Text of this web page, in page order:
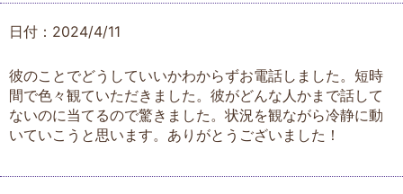
日付：2024/4/11
彼のことでどうしていいかわからずお電話しました。短時
間で色々観ていただきました。彼がどんな人かまで話して
ないのに当てるので驚きました。状況を観ながら冷静に動
いていこうと思います。ありがとうございました！